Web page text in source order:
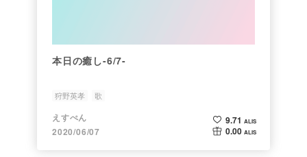
本日の癒し-6/7-
狩野英孝 歌
えすぺん
2020/06/07
9.71 ALIS
0.00 ALIS